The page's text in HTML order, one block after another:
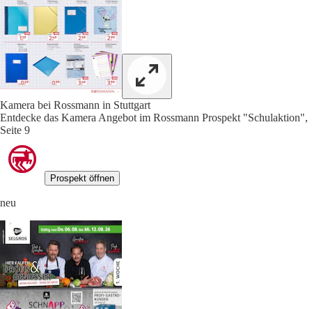
Kamera bei Rossmann in Stuttgart
Entdecke das Kamera Angebot im Rossmann Prospekt "Schulaktion",
Seite 9
Prospekt öffnen
neu